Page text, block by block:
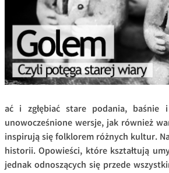
ać i zgłębiać stare podania, baśnie
unowocześnione wersje, jak również
inspirują się folklorem różnych kultur.
historii. Opowieści, które kształtują
jednak odnoszących się przede